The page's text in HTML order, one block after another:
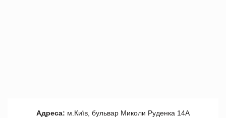
Адреса: м.Київ, бульвар Миколи Руденка 14А